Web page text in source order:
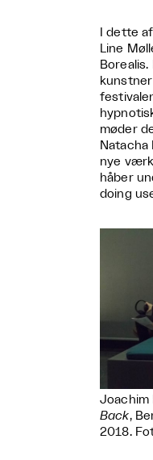
I dette
Line
møder
nye
håber
doing
Joachim
Back,
2018.